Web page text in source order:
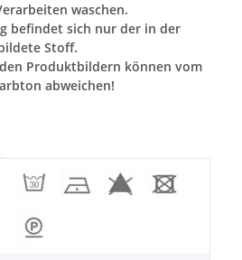
waschen.
befindet sich nur der in der
Stoff.
Produktbildern können vom
abweichen!